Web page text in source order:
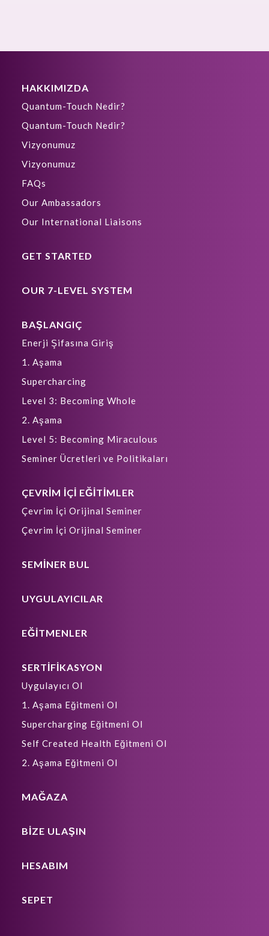
HAKKIMIZDA
Quantum-Touch Nedir?
Quantum-Touch Nedir?
Vizyonumuz
Vizyonumuz
FAQs
Our Ambassadors
Our International Liaisons
GET STARTED
OUR 7-LEVEL SYSTEM
BAŞLANGIÇ
Enerji Şifasına Giriş
1. Aşama
Supercharcing
Level 3: Becoming Whole
2. Aşama
Level 5: Becoming Miraculous
Seminer Ücretleri ve Politikaları
ÇEVRİM İÇİ EĞİTİMLER
Çevrim İçi Orijinal Seminer
Çevrim İçi Orijinal Seminer
SEMİNER BUL
UYGULAYICILAR
EĞİTMENLER
SERTİFİKASYON
Uygulayıcı Ol
1. Aşama Eğitmeni Ol
Supercharging Eğitmeni Ol
Self Created Health Eğitmeni Ol
2. Aşama Eğitmeni Ol
MAĞAZA
BIZE ULAŞIN
HESABIM
SEPET